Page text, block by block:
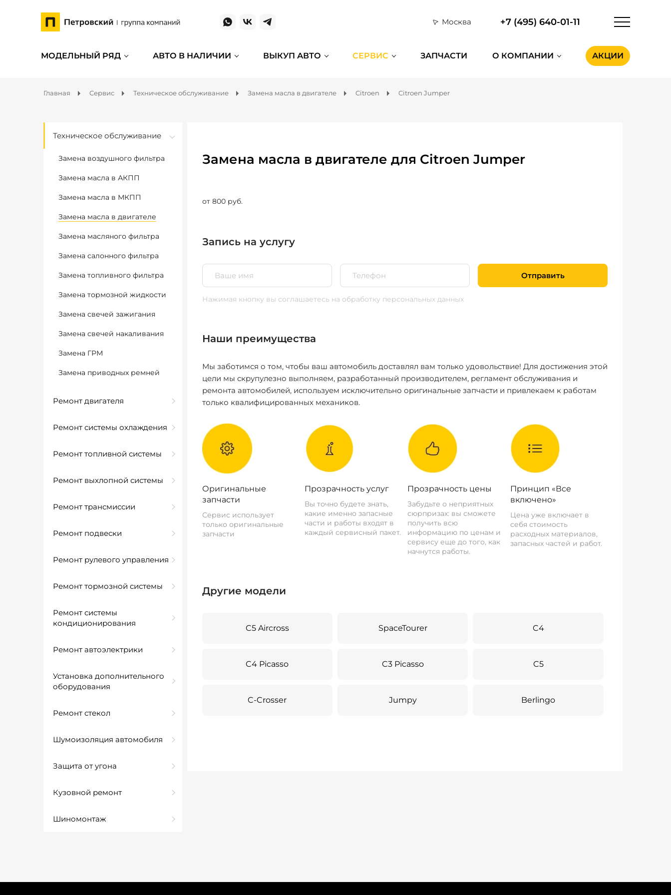
Москва +7 (495) 640-01-11
МОДЕЛЬНЫЙ РЯД АВТО В НАЛИЧИИ ВЫКУП АВТО СЕРВИС ЗАПЧАСТИ О КОМПАНИИ АКЦИИ
Главная Сервис Техническое обслуживание Замена масла в двигателе Citroen Citroen Jumper
Техническое обслуживание
Замена воздушного фильтра
Замена масла в АКПП
Замена масла в МКПП
Замена масла в двигателе
Замена масляного фильтра
Замена салонного фильтра
Замена топливного фильтра
Замена тормозной жидкости
Замена свечей зажигания
Замена свечей накаливания
Замена ГРМ
Замена приводных ремней
Ремонт двигателя
Ремонт системы охлаждения
Ремонт топливной системы
Ремонт выхлопной системы
Ремонт трансмиссии
Ремонт подвески
Ремонт рулевого управления
Ремонт тормозной системы
Ремонт системы
кондиционирования
Ремонт автоэлектрики
Установка дополнительного
оборудования
Ремонт стекол
Шумоизоляция автомобиля
Защита от угона
Кузовной ремонт
Шиномонтаж
Замена масла в двигателе для Citroen Jumper
от 800 руб.
Запись на услугу
Отправить
Нажимая кнопку вы соглашаетесь на обработку персональных данных
Наши преимущества
Мы заботимся о том, чтобы ваш автомобиль доставлял вам только удовольствие! Для достижения этой
цели мы скрупулезно выполняем, разработанный производителем, регламент обслуживания и
ремонта автомобилей, используем исключительно оригинальные запчасти и привлекаем к работам
только квалифицированных механиков.
Оригинальные
запчасти
Сервис использует
только оригинальные
запчасти
Прозрачность услуг
Вы точно будете знать,
какие именно запасные
части и работы входят в
каждый сервисный пакет.
Прозрачность цены
Забудьте о неприятных
сюрпризах: вы сможете
получить всю
информацию по ценам и
сервису еще до того, как
начнутся работы.
Принцип «Все
включено»
Цена уже включает в
себя стоимость
расходных материалов,
запасных частей и работ.
Другие модели
C5 Aircross SpaceTourer C4
C4 Picasso C3 Picasso C5
C-Crosser Jumpy Berlingo